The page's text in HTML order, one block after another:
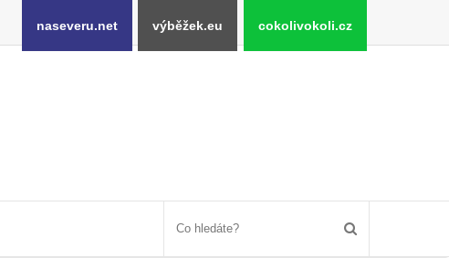
naseveru.net výběžek.eu cokolivokoli.cz